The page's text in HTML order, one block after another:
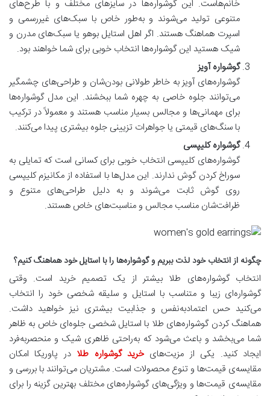
خانم‌هاست. این گوشواره‌ها در سایزهای مختلف و با طرح‌های
متنوعی تولید می‌شوند و به‌طور خاص با سبک‌های غیررسمی و
اسپرت هماهنگ هستند. اگر اهل استایل بوهو یا سبک‌های مدرن و
شیک هستید این گوشواره‌ها انتخاب خوبی برای شما خواهند بود.
گوشواره آویز
گوشواره‌های آویز به خاطر طولانی بودن‌شان و طراحی‌های چشمگیر
می‌توانند جلوه خاصی به چهره شما ببخشند. این مدل گوشواره‌ها
برای مهمانی‌ها و مجالس بسیار مناسب هستند و معمولاً در ترکیب
با سنگ‌های قیمتی یا جواهرات تزیینی جلوه بیشتری پیدا می‌کنند.
گوشواره کلیپسی
گوشواره‌های کلیپسی انتخاب خوبی برای کسانی است که تمایلی به
سوراخ کردن گوش ندارند. این مدل‌ها با استفاده از مکانیزم کلیپسی
روی گوش ثابت می‌شوند و به دلیل طراحی‌های متنوع و
ظرافت‌شان مناسب مجالس و مناسبت‌های خاص هستند.
چگونه از انتخاب خود لذت ببریم و گوشواره‌ها را با استایل خود هماهنگ کنیم؟
انتخاب گوشواره‌های طلا بیشتر از یک تصمیم خرید است. وقتی
گوشواره‌ای زیبا و متناسب با استایل و سلیقه شخصی خود را انتخاب
می‌کنید حس اعتمادبه‌نفس و جذابیت بیشتری نیز خواهید داشت.
هماهنگ کردن گوشواره‌های طلا با استایل شخصی جلوه‌ای خاص به ظاهر
شما می‌بخشد و باعث می‌شود که به‌راحتی ظاهری شیک و منحصر‌به‌فرد
ایجاد کنید. یکی از مزیت‌هایخرید گوشواره طلا در پاوریکا امکان
مقایسه‌ی قیمت‌ها و تنوع محصولات است. مشتریان می‌توانند با بررسی و
مقایسه‌ی قیمت‌ها و ویژگی‌های گوشواره‌های مختلف بهترین گزینه را برای